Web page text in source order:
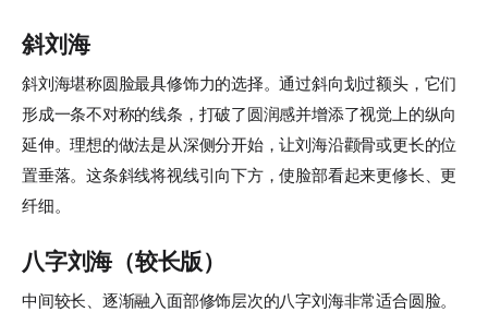
斜刘海
斜刘海堪称圆脸最具修饰力的选择。通过斜向划过额头，它们
形成一条不对称的线条，打破了圆润感并增添了视觉上的纵向
延伸。理想的做法是从深侧分开始，让刘海沿颧骨或更长的位
置垂落。这条斜线将视线引向下方，使脸部看起来更修长、更
纤细。
八字刘海（较长版）
中间较长、逐渐融入面部修饰层次的八字刘海非常适合圆脸。